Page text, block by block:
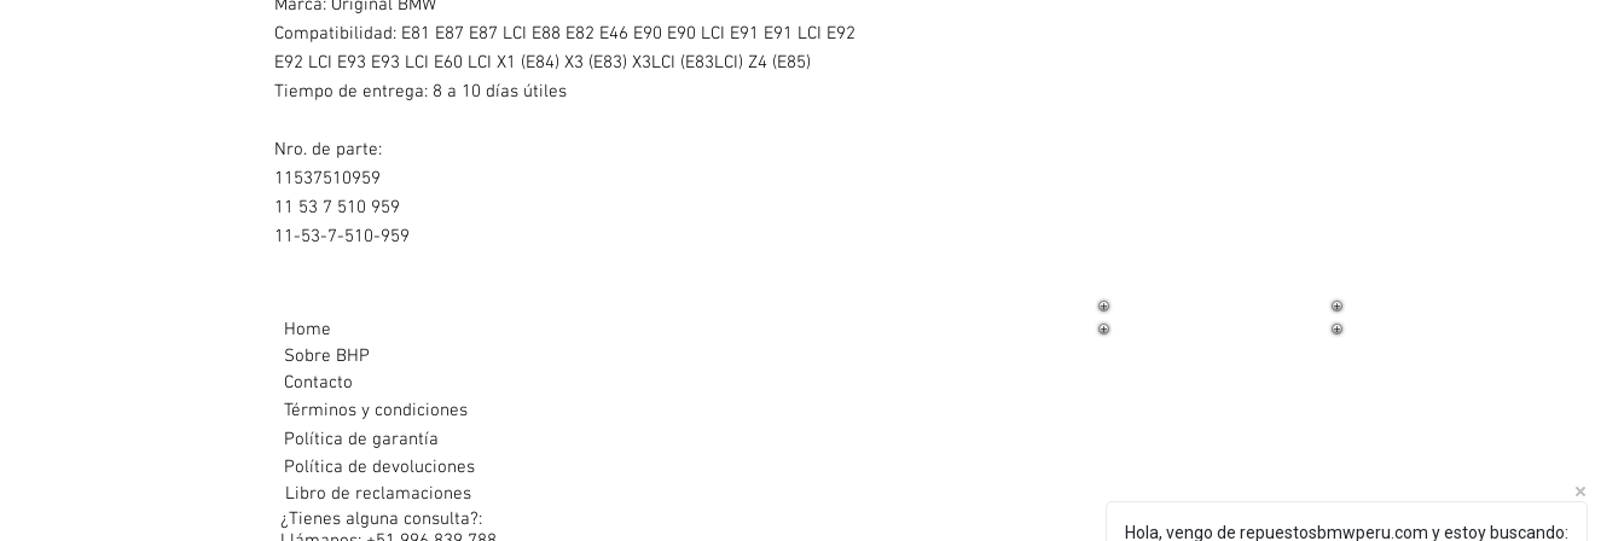
Marca: Original BMW
Compatibilidad: E81 E87 E87 LCI E88 E82 E46 E90 E90 LCI E91 E91 LCI E92
E92 LCI E93 E93 LCI E60 LCI X1 (E84) X3 (E83) X3LCI (E83LCI) Z4 (E85)
Tiempo de entrega: 8 a 10 días útiles
Nro. de parte:
11537510959
11 53 7 510 959
11-53-7-510-959
Home
Sobre BHP
Contacto
Términos y condiciones
Política de garantía
Política de devoluciones
Libro de reclamaciones
¿Tienes alguna consulta?:
Hola, vengo de repuestosbmwperu.com y estoy buscando: